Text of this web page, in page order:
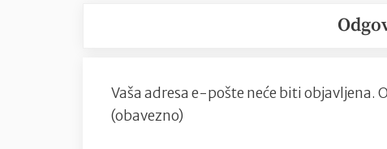
Vaša adresa e-pošte neće biti objavljena.
(obavezno)